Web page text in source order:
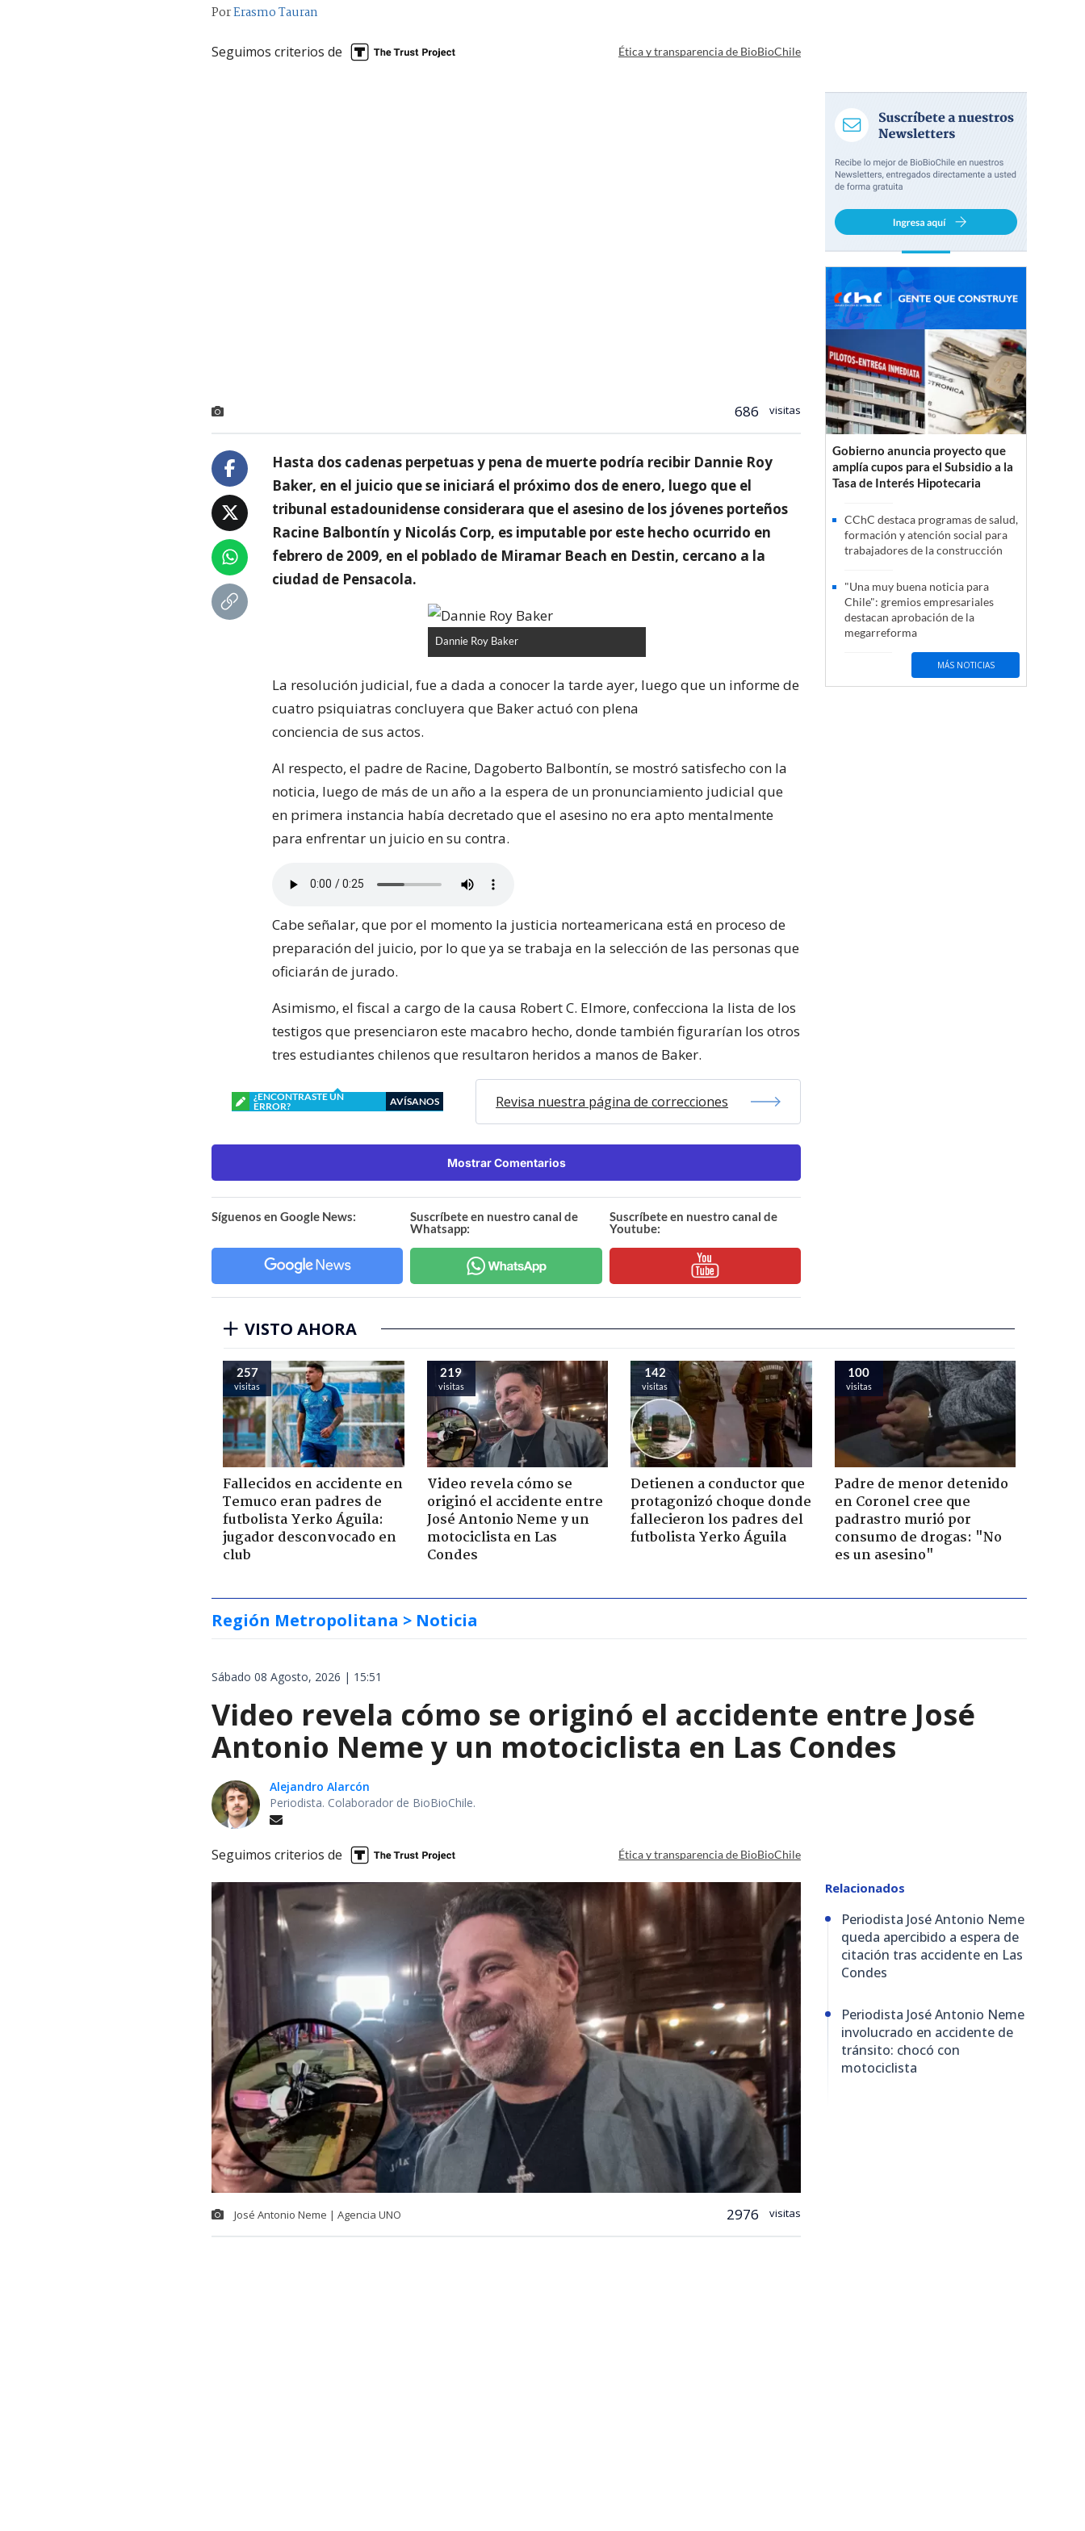
PorErasmo Tauran
Seguimos criterios de Ética y transparencia de BioBioChile
686 visitas
Hasta dos cadenas perpetuas y pena de muerte podría recibir Dannie Roy
Baker, en el juicio que se iniciará el próximo dos de enero, luego que el
tribunal estadounidense considerara que el asesino de los jóvenes porteños
Racine Balbontín y Nicolás Corp, es imputable por este hecho ocurrido en
febrero de 2009, en el poblado de Miramar Beach en Destin, cercano a la
ciudad de Pensacola.
Dannie Roy Baker
La resolución judicial, fue a dada a conocer la tarde ayer, luego que un informe de
cuatro psiquiatras concluyera que Baker actuó con plena
conciencia de sus actos.
Al respecto, el padre de Racine, Dagoberto Balbontín, se mostró satisfecho con la
noticia, luego de más de un año a la espera de un pronunciamiento judicial que
en primera instancia había decretado que el asesino no era apto mentalmente
para enfrentar un juicio en su contra.
Cabe señalar, que por el momento la justicia norteamericana está en proceso de
preparación del juicio, por lo que ya se trabaja en la selección de las personas que
oficiarán de jurado.
Asimismo, el fiscal a cargo de la causa Robert C. Elmore, confecciona la lista de los
testigos que presenciaron este macabro hecho, donde también figurarían los otros
tres estudiantes chilenos que resultaron heridos a manos de Baker.
¿ENCONTRASTE UN
ERROR?
AVÍSANOS Revisa nuestra página de correcciones
Mostrar Comentarios
Síguenos en Google News:
Suscríbete en nuestro canal de
Whatsapp:
Suscríbete en nuestro canal de
Youtube:
Gobierno anuncia proyecto que
amplía cupos para el Subsidio a la
Tasa de Interés Hipotecaria
CChC destaca programas de salud,
formación y atención social para
trabajadores de la construcción
"Una muy buena noticia para
Chile": gremios empresariales
destacan aprobación de la
megarreforma
MÁS NOTICIAS
VISTO AHORA
257
visitas
Fallecidos en accidente en
Temuco eran padres de
futbolista Yerko Águila:
jugador desconvocado en
club
219
visitas
Video revela cómo se
originó el accidente entre
José Antonio Neme y un
motociclista en Las
Condes
142
visitas
Detienen a conductor que
protagonizó choque donde
fallecieron los padres del
futbolista Yerko Águila
100
visitas
Padre de menor detenido
en Coronel cree que
padrastro murió por
consumo de drogas: "No
es un asesino"
Región Metropolitana > Noticia
Sábado 08 Agosto, 2026 | 15:51
Video revela cómo se originó el accidente entre José
Antonio Neme y un motociclista en Las Condes
Alejandro Alarcón
Periodista. Colaborador de BioBioChile.
Seguimos criterios de Ética y transparencia de BioBioChile
José Antonio Neme | Agencia UNO 2976 visitas
Relacionados
Periodista José Antonio Neme
queda apercibido a espera de
citación tras accidente en Las
Condes
Periodista José Antonio Neme
involucrado en accidente de
tránsito: chocó con
motociclista